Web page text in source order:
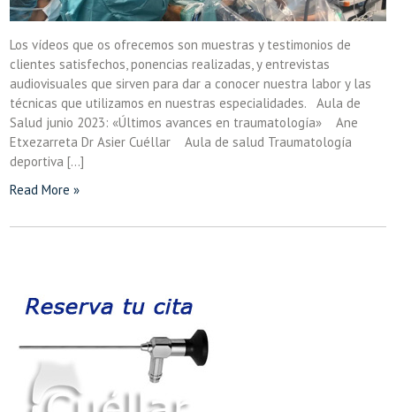
Los vídeos que os ofrecemos son muestras y testimonios de
clientes satisfechos, ponencias realizadas, y entrevistas
audiovisuales que sirven para dar a conocer nuestra labor y las
técnicas que utilizamos en nuestras especialidades. Aula de
Salud junio 2023: «Últimos avances en traumatología» Ane
Etxezarreta Dr Asier Cuéllar Aula de salud Traumatología
deportiva […]
Read More »